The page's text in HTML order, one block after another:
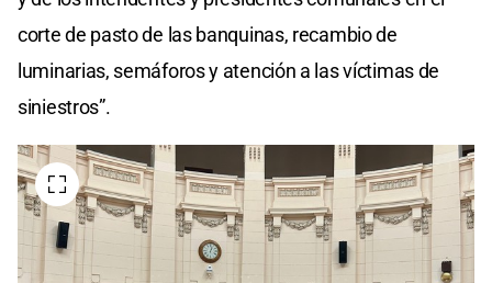
corte de pasto de las banquinas, recambio de
luminarias, semáforos y atención a las víctimas de
siniestros”.